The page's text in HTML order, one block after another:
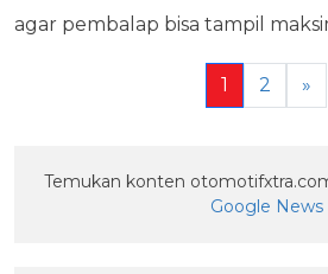
agar pembalap bisa tampil
1 2 »
Temukan konten
Google News